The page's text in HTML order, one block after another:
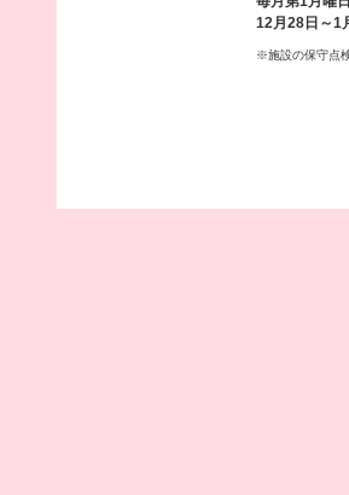
12月28日～1
※施設の保守点